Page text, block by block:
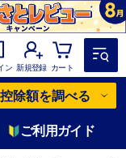
ン 新規登録 カート
控除額を調べる
ご利用ガイド